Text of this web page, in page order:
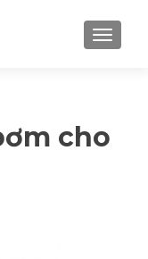
cho